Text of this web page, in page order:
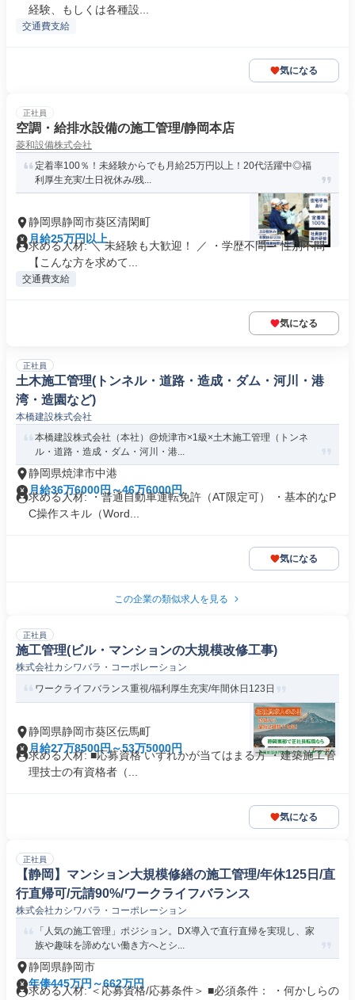
経験、もしくは各種設...
交通費支給
気になる
正社員
空調・給排水設備の施工管理/静岡本店
菱和設備株式会社
定着率100％！未経験からでも月給25万円以上！20代活躍中◎福
利厚生充実/土日祝休み/残...
静岡県静岡市葵区清閑町
月給25万円以上
求める人材: ＼ 未経験も大歓迎！ ／ ・学歴不問 ・性別不問
【こんな方を求めて...
交通費支給
気になる
正社員
土木施工管理(トンネル・道路・造成・ダム・河川・港
湾・造園など)
本橋建設株式会社
本橋建設株式会社（本社）@焼津市×1級×土木施工管理（トンネ
ル・道路・造成・ダム・河川・港...
静岡県焼津市中港
月給36万6000円～46万6000円
求める人材: ・普通自動車運転免許（AT限定可） ・基本的なP
C操作スキル（Word...
気になる
この企業の類似求人を見る
正社員
施工管理(ビル・マンションの大規模改修工事)
株式会社カシワバラ・コーポレーション
ワークライフバランス重視/福利厚生充実/年間休日123日
静岡県静岡市葵区伝馬町
月給27万8500円～53万5000円
求める人材: ■応募資格 いずれかが当てはまる方 ・建築施工管
理技士の有資格者（...
気になる
正社員
【静岡】マンション大規模修繕の施工管理/年休125日/直
行直帰可/元請90%/ワークライフバランス
株式会社カシワバラ・コーポレーション
「人気の施工管理」ポジション。DX導入で直行直帰を実現し、家
族や趣味を諦めない働き方へとシ...
静岡県静岡市
年俸445万円～662万円
求める人材: ＜応募資格/応募条件＞ ■必須条件： ・何かしらの